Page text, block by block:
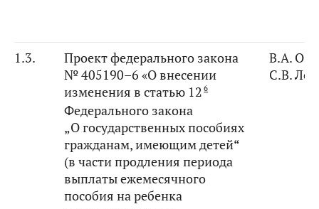
1.3.
Проект федерального закона
№ 405190–6 «О внесении
изменения в статью 12 6
Федерального закона
„О государственных пособиях
гражданам, имеющим детей“
(в части продления периода
выплаты ежемесячного
пособия на ребенка
В.А.
С.В.